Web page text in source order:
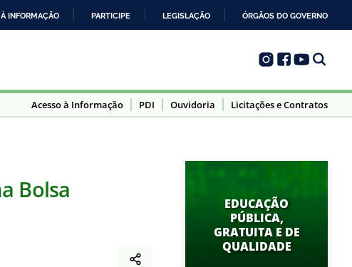
INFORMAÇÃO PARTICIPE LEGISLAÇÃO ÓRGÃOS DO GOVERNO
Acesso à Informação PDI Ouvidoria Licitações e Contratos
Bolsa
EDUCAÇÃO
PÚBLICA,
GRATUITA E DE
QUALIDADE